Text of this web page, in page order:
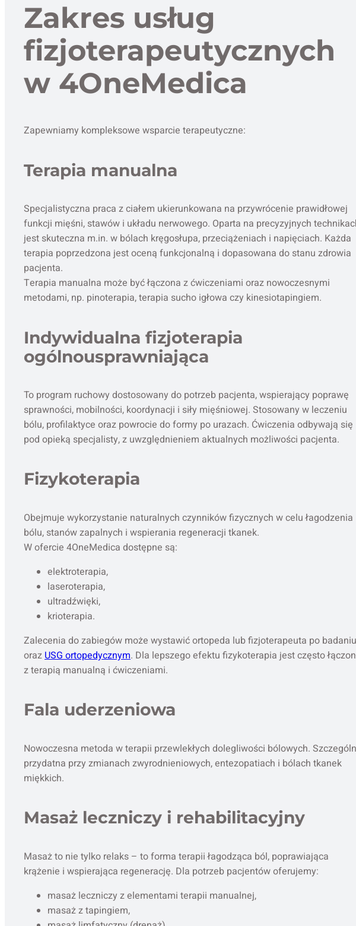
Zakres usług
fizjoterapeutycznych
w 4OneMedica
Zapewniamy kompleksowe wsparcie terapeutyczne:
Terapia manualna
Specjalistyczna praca z ciałem ukierunkowana na przywrócenie prawidłowej
funkcji mięśni, stawów i układu nerwowego. Oparta na precyzyjnych
jest skuteczna m.in. w bólach kręgosłupa, przeciążeniach i napięciach. Każda
terapia poprzedzona jest oceną funkcjonalną i dopasowana do stanu zdrowia
pacjenta.
Terapia manualna może być łączona z ćwiczeniami oraz nowoczesnymi
metodami, np. pinoterapia, terapia sucho igłowa czy kinesiotapingiem.
Indywidualna fizjoterapia
ogólnousprawniająca
To program ruchowy dostosowany do potrzeb pacjenta, wspierający poprawę
sprawności, mobilności, koordynacji i siły mięśniowej. Stosowany w leczeniu
bólu, profilaktyce oraz powrocie do formy po urazach. Ćwiczenia odbywają się
pod opieką specjalisty, z uwzględnieniem aktualnych możliwości pacjenta.
Fizykoterapia
Obejmuje wykorzystanie naturalnych czynników fizycznych w celu łagodzenia
bólu, stanów zapalnych i wspierania regeneracji tkanek.
W ofercie 4OneMedica dostępne są:
elektroterapia,
laseroterapia,
ultradźwięki,
krioterapia.
Zalecenia do zabiegów może wystawić ortopeda lub fizjoterapeuta po badaniu
orazUSG ortopedycznym. Dla lepszego efektu fizykoterapia jest często
z terapią manualną i ćwiczeniami.
Fala uderzeniowa
Nowoczesna metoda w terapii przewlekłych dolegliwości bólowych.
przydatna przy zmianach zwyrodnieniowych, entezopatiach i bólach tkanek
miękkich.
Masaż leczniczy i rehabilitacyjny
Masaż to nie tylko relaks – to forma terapii łagodząca ból, poprawiająca
krążenie i wspierająca regenerację. Dla potrzeb pacjentów oferujemy:
masaż leczniczy z elementami terapii manualnej,
masaż z tapingiem,